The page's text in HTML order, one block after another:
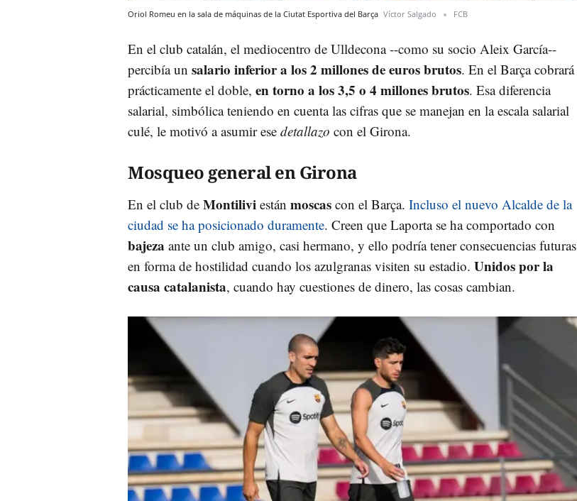
Oriol Romeu en la sala de máquinas de la Ciutat Esportiva del Barça Víctor Salgado FCB
En el club catalán, el mediocentro de Ulldecona --como su socio Aleix García--
percibía un salario inferior a los 2 millones de euros brutos. En el Barça cobrará
prácticamente el doble, en torno a los 3,5 o 4 millones brutos. Esa diferencia
salarial, simbólica teniendo en cuenta las cifras que se manejan en la escala salarial
culé, le motivó a asumir ese detallazo con el Girona.
Mosqueo general en Girona
En el club de Montilivi están moscas con el Barça. Incluso el nuevo Alcalde de la
ciudad se ha posicionado duramente. Creen que Laporta se ha comportado con
bajeza ante un club amigo, casi hermano, y ello podría tener consecuencias futuras
en forma de hostilidad cuando los azulgranas visiten su estadio. Unidos por la
causa catalanista, cuando hay cuestiones de dinero, las cosas cambian.